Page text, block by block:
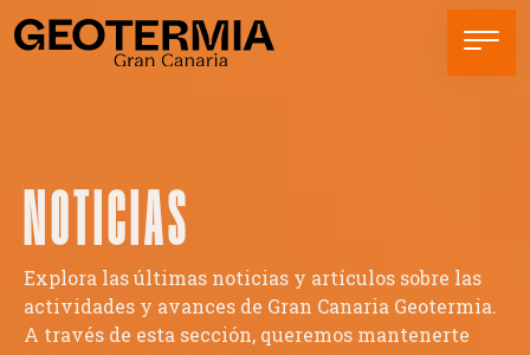
NOTICIAS
Explora las últimas noticias y artículos sobre las
actividades y avances de Gran Canaria Geotermia.
A través de esta sección, queremos mantenerte